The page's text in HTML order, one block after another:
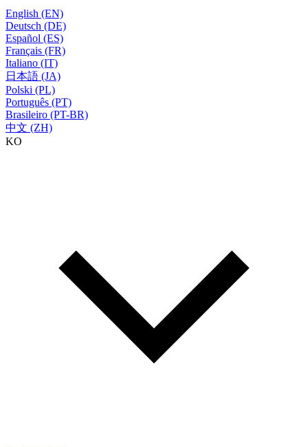
English (EN)
Deutsch (DE)
Español (ES)
Français (FR)
Italiano (IT)
日本語 (JA)
Polski (PL)
Português (PT)
Brasileiro (PT-BR)
中文 (ZH)
KO